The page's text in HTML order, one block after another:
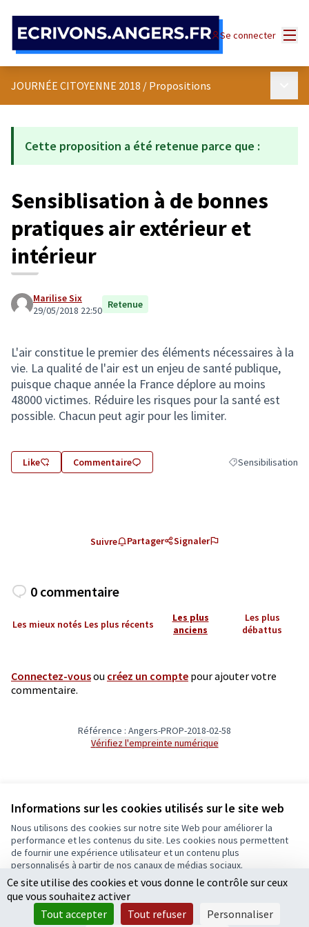
Informations sur les cookies utilisés sur le site web
Nous utilisons des cookies sur notre site Web pour améliorer la
performance et les contenus du site. Les cookies nous permettent
de fournir une expérience utilisateur et un contenu plus
personnalisés à partir de nos canaux de médias sociaux.
Tout accepter
Accepter seulement les cookies essentiels
Se connecter
JOURNÉE CITOYENNE 2018 / Propositions
Cette proposition a été retenue parce que :
Sensiblisation à de bonnes
pratiques air extérieur et
intérieur
Marilise Six
29/05/2018 22:50 Retenue
L'air constitue le premier des éléments nécessaires à la
vie. La qualité de l'air est un enjeu de santé publique,
puisque chaque année la France déplore au moins
48000 victimes. Réduire les risques pour la santé est
possible. Chacun peut agir pour les limiter.
Like Commentaire Filtrer les
Sensibilisation
Suivre Partager Signaler
0 commentaire
Les mieux notés Les plus récents
Les plus
anciens
Les plus
débattus
Connectez-vousou créez un compte pour ajouter votre
commentaire.
Référence : Angers-PROP-2018-02-58
Vérifiez l'empreinte numérique
Conditions d'utilisation
Paramètres des cookies
Ecrivons Angers sur X
(Lien externe)
Ecrivons Angers sur Facebook
(Lien externe)
Licence
(Lien
Ce site utilise des cookies et vous donne le contrôle sur ceux
que vous souhaitez activer
Tout accepter
Tout refuser Personnaliser